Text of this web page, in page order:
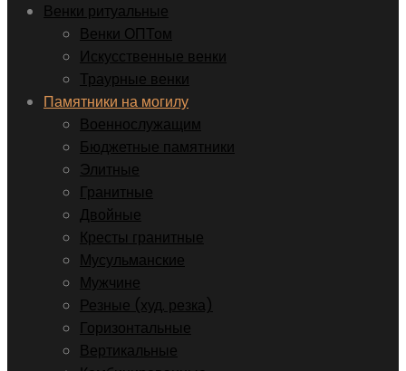
Венки ритуальные
Венки ОПТом
Искусственные венки
Траурные венки
Памятники на могилу
Военнослужащим
Бюджетные памятники
Элитные
Гранитные
Двойные
Кресты гранитные
Мусульманские
Мужчине
Резные (худ. резка)
Горизонтальные
Вертикальные